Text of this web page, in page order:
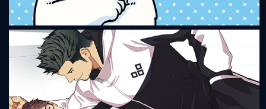
Koi Suru Shirokuma